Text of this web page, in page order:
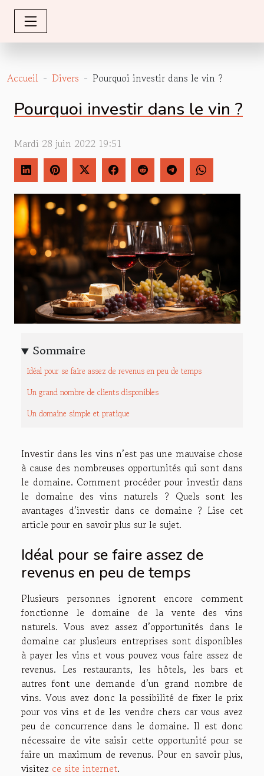
Accueil Divers Pourquoi investir dans le vin ?
Pourquoi investir dans le vin ?
Mardi 28 juin 2022 19:51
Sommaire
Idéal pour se faire assez de revenus en peu de temps
Un grand nombre de clients disponibles
Un domaine simple et pratique
Investir dans les vins n’est pas une mauvaise chose
à cause des nombreuses opportunités qui sont dans
le domaine. Comment procéder pour investir dans
le domaine des vins naturels ? Quels sont les
avantages d’investir dans ce domaine ? Lise cet
article pour en savoir plus sur le sujet.
Idéal pour se faire assez de
revenus en peu de temps
Plusieurs personnes ignorent encore comment
fonctionne le domaine de la vente des vins
naturels. Vous avez assez d’opportunités dans le
domaine car plusieurs entreprises sont disponibles
à payer les vins et vous pouvez vous faire assez de
revenus. Les restaurants, les hôtels, les bars et
autres font une demande d’un grand nombre de
vins. Vous avez donc la possibilité de fixer le prix
pour vos vins et de les vendre chers car vous avez
peu de concurrence dans le domaine. Il est donc
nécessaire de vite saisir cette opportunité pour se
faire un maximum de revenus. Pour en savoir plus,
visitez ce site internet.